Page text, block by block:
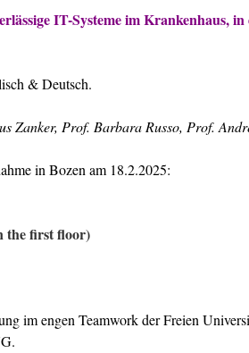
IT-Systeme im Krankenhaus,
& Deutsch.
Zanker, Prof. Barbara Russo, Prof.
in Bozen am 18.2.2025:
the first floor)
im engen Teamwork der Freien